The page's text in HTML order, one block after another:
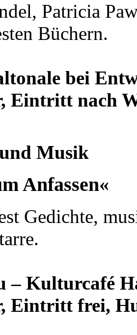
Patricia
Büchern.
bei
Eintritt nach
Musik
Anfassen«
Gedichte,
– Kulturcafé
Eintritt frei,